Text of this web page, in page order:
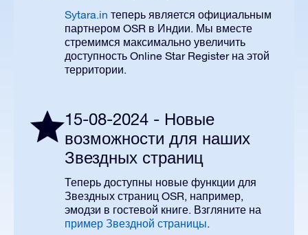
Sytara.in теперь является официальным
партнером OSR в Индии. Мы вместе
стремимся максимально увеличить
доступность Online Star Registerна этой
территории.
15-08-2024 - Новые
возможности для наших
Звездных страниц
Теперь доступны новые функции для
Звездных страниц OSR, например,
эмодзи в гостевой книге. Взгляните на
пример Звездной страницы.